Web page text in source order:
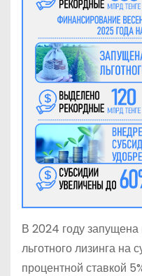
В 2024 году
льготного лизинга на
процентной ставкой